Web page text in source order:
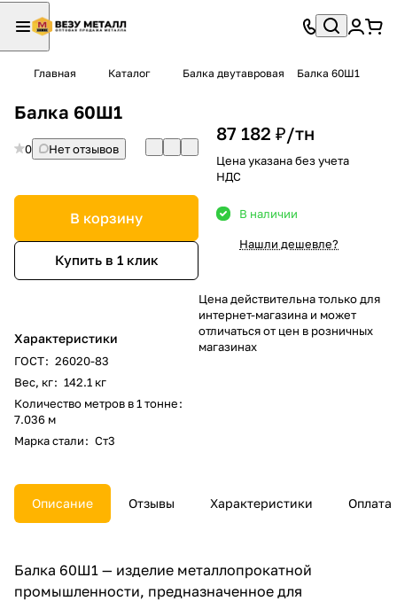
Главная Каталог Балка двутавровая Балка 60Ш1
Балка 60Ш1
0 Нет отзывов
В корзину
Купить в 1 клик
Характеристики
ГОСТ: 26020-83
Вес, кг: 142.1 кг
Количество метров в 1 тонне:
7.036 м
Марка стали: Ст3
87 182 ₽/тн
Цена указана без учета
НДС
В наличии
Нашли дешевле?
Цена действительна только для
интернет-магазина и может
отличаться от цен в розничных
магазинах
Описание Отзывы Характеристики Оплата
Балка 60Ш1 — изделие металлопрокатной
промышленности, предназначенное для